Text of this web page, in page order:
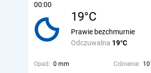
00:00
19°C
Odczuwalna 19°C
Prawie bezchmurnie
Opad: 0 mm Ciśnienie: